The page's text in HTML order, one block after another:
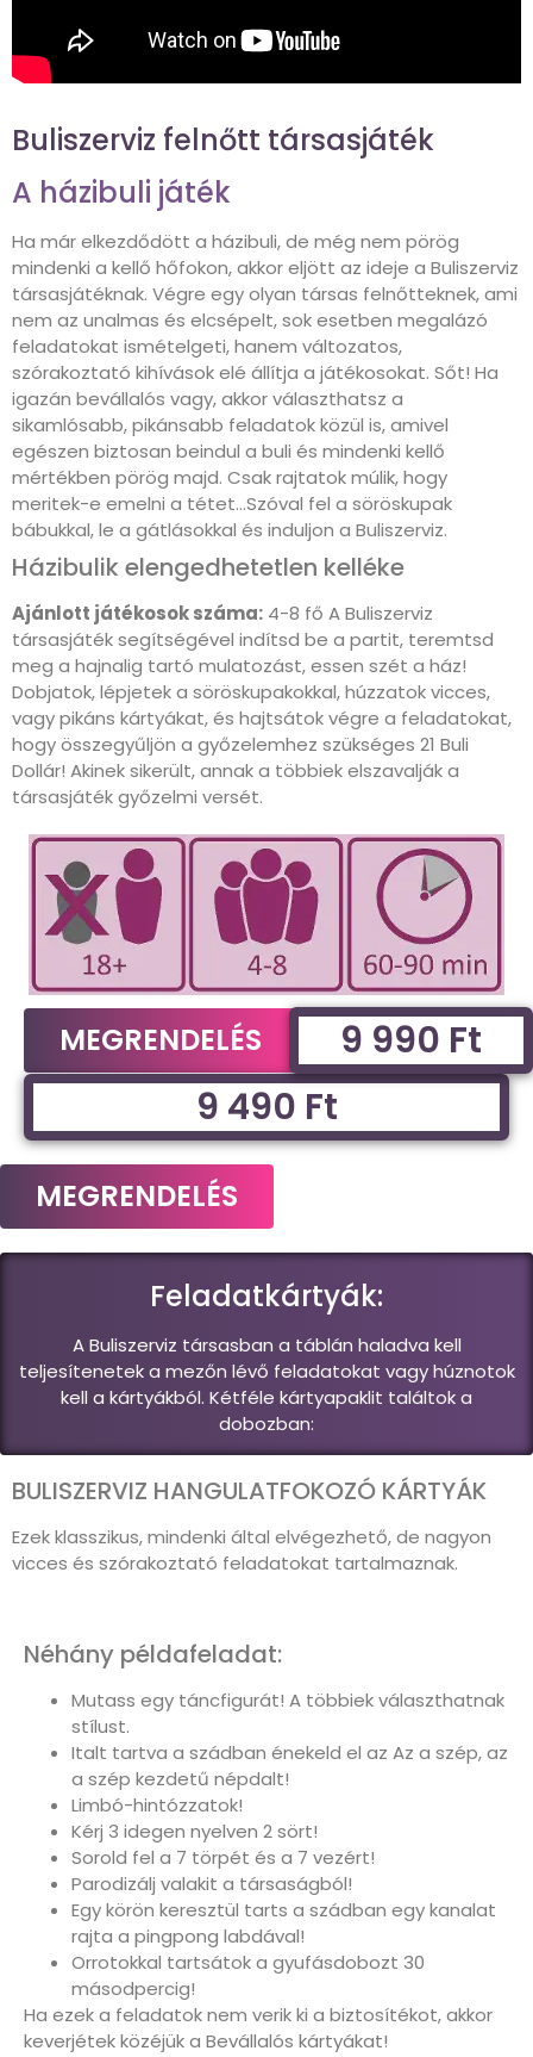
Buliszerviz felnőtt társasjáték
A házibuli játék
Ha már elkezdődött a házibuli, de még nem pörög
mindenki a kellő hőfokon, akkor eljött az ideje a Buliszerviz
társasjátéknak. Végre egy olyan társas felnőtteknek, ami
nem az unalmas és elcsépelt, sok esetben megalázó
feladatokat ismételgeti, hanem változatos,
szórakoztató kihívások elé állítja a játékosokat. Sőt! Ha
igazán bevállalós vagy, akkor választhatsz a
sikamlósabb, pikánsabb feladatok közül is, amivel
egészen biztosan beindul a buli és mindenki kellő
mértékben pörög majd. Csak rajtatok múlik, hogy
meritek-e emelni a tétet…Szóval fel a söröskupak
bábukkal, le a gátlásokkal és induljon a Buliszerviz.
Házibulik elengedhetetlen kelléke
Ajánlott játékosok száma: 4-8 fő A Buliszerviz
társasjáték segítségével indítsd be a partit, teremtsd
meg a hajnalig tartó mulatozást, essen szét a ház!
Dobjatok, lépjetek a söröskupakokkal, húzzatok vicces,
vagy pikáns kártyákat, és hajtsátok végre a feladatokat,
hogy összegyűljön a győzelemhez szükséges 21 Buli
Dollár! Akinek sikerült, annak a többiek elszavalják a
társasjáték győzelmi versét.
9 990 Ft
MEGRENDELÉS
9 490 Ft
MEGRENDELÉS
Feladatkártyák:
A Buliszerviz társasban a táblán haladva kell
teljesítenetek a mezőn lévő feladatokat vagy húznotok
kell a kártyákból. Kétféle kártyapaklit találtok a
dobozban:
BULISZERVIZ HANGULATFOKOZÓ KÁRTYÁK
Ezek klasszikus, mindenki által elvégezhető, de nagyon
vicces és szórakoztató feladatokat tartalmaznak.
Néhány példafeladat:
Mutass egy táncfigurát! A többiek választhatnak
stílust.
Italt tartva a szádban énekeld el az Az a szép, az
a szép kezdetű népdalt!
Limbó-hintózzatok!
Kérj 3 idegen nyelven 2 sört!
Sorold fel a 7 törpét és a 7 vezért!
Parodizálj valakit a társaságból!
Egy körön keresztül tarts a szádban egy kanalat
rajta a pingpong labdával!
Orrotokkal tartsátok a gyufásdobozt 30
másodpercig!
Ha ezek a feladatok nem verik ki a biztosítékot, akkor
keverjétek közéjük a Bevállalós kártyákat!